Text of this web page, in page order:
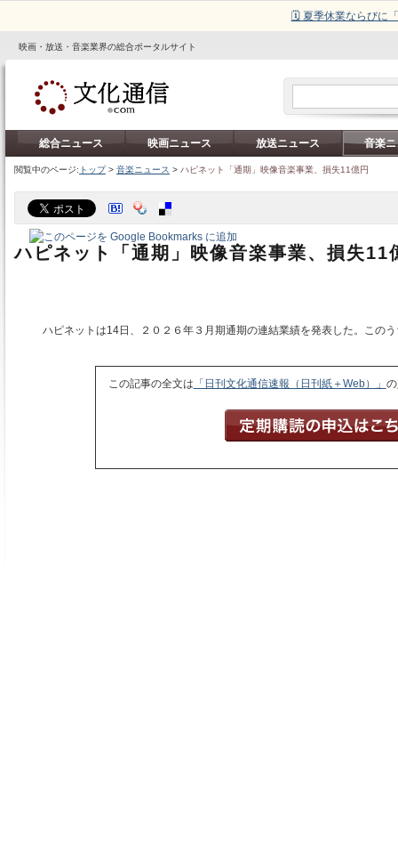
🗓️ 夏季休業ならびに
映画・放送・音楽業界の総合ポータルサイト
総合ニュース 映画ニュース 放送ニュース 音楽
閲覧中のページ: トップ> 音楽ニュース > ハピネット「通期」映像音楽事業、損失11億円
ハピネット「通期」映像音楽事業、損失11
ハピネットは14日、２０２６年３月期通期の連結業績を発表した。この
この記事の全文は 「日刊文化通信速報（日刊紙＋Web）」